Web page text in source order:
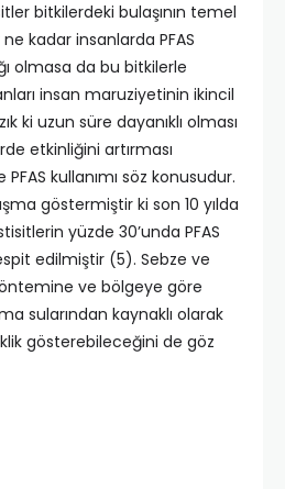
bitkilerdeki bulaşının temel
ne kadar insanlarda PFAS
olmasa da bu bitkilerle
insan maruziyetinin ikincil
ki uzun süre dayanıklı olması
etkinliğini artırması
kullanımı söz konusudur.
göstermiştir ki son 10 yılda
yüzde 30’unda PFAS
edilmiştir (5). Sebze ve
ve bölgeye göre
sularından kaynaklı olarak
gösterebileceğini de göz